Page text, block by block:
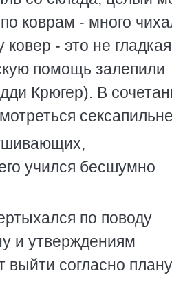
коврам - много
- это не гладкая
помощь залепили
Крюгер). В
учился бесшумно
по поводу
и утверждениям
выйти согласно плану